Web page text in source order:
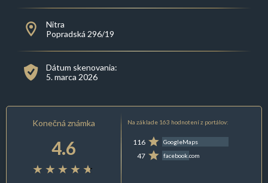
Nitra
Popradská 296/19
Dátum skenovania:
5. marca 2026
Konečná známka
4.6
Na základe 163 hodnotení z portálov:
116 GoogleMaps
47 facebook.com